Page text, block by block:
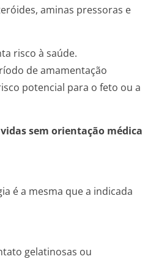
aminas pressoras e
risco à saúde.
de amamentação
potencial para o feto ou a
sem orientação médica
é a mesma que a indicada
gelatinosas ou